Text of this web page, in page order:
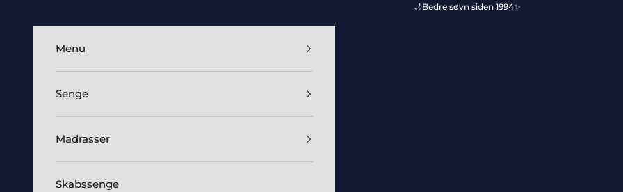
🌙Bedre søvn siden 1994✨
Menu
Senge
Madrasser
Skabssenge